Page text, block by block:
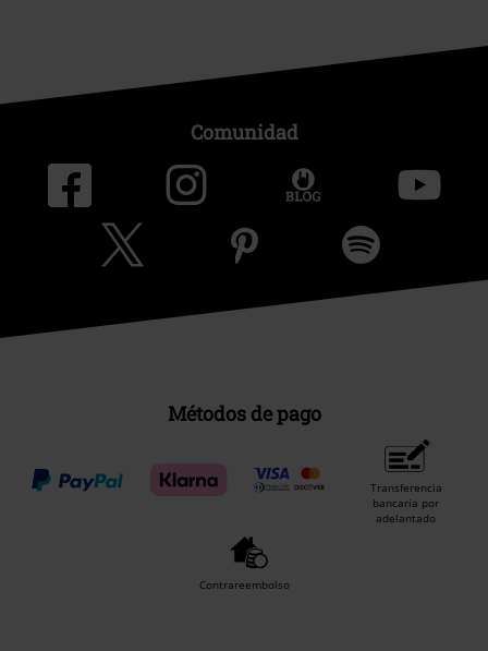
Comunidad
Métodos de pago
Transferencia
bancaria por
adelantado
Contrareembolso